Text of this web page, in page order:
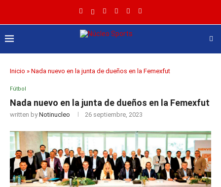
Inicio » Nada nuevo en la junta de dueños en la Femexfut
Fútbol
Nada nuevo en la junta de dueños en la Femexfut
written byNotinucleo 26 septiembre, 2023